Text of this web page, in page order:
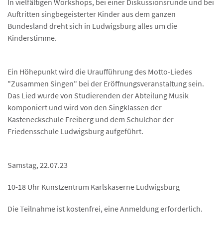
Auftritten singbegeisterter Kinder aus dem ganzen
Bundesland dreht sich in Ludwigsburg alles um die
Kinderstimme.
Ein Höhepunkt wird die Uraufführung des Motto-Liedes
"Zusammen Singen" bei der Eröffnungsveranstaltung sein.
Das Lied wurde von Studierenden der Abteilung Musik
komponiert und wird von den Singklassen der
Kasteneckschule Freiberg und dem Schulchor der
Friedensschule Ludwigsburg aufgeführt.
Samstag, 22.07.23
10-18 Uhr Kunstzentrum Karlskaserne Ludwigsburg
Die Teilnahme ist kostenfrei, eine Anmeldung erforderlich.